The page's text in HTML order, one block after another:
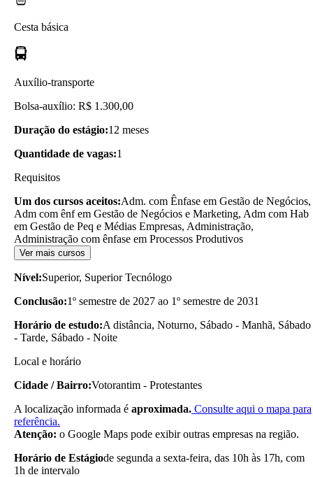
Cesta básica
Auxílio-transporte
Bolsa-auxílio: R$ 1.300,00
Duração do estágio:12 meses
Quantidade de vagas:1
Requisitos
Um dos cursos aceitos:Adm. com Ênfase em Gestão de Negócios,
Adm com ênf em Gestão de Negócios e Marketing, Adm com Hab
em Gestão de Peq e Médias Empresas, Administração,
Administração com ênfase em Processos Produtivos
Ver mais cursos
Nível:Superior, Superior Tecnólogo
Conclusão:1º semestre de 2027 ao 1º semestre de 2031
Horário de estudo:A distância, Noturno, Sábado - Manhã, Sábado
- Tarde, Sábado - Noite
Local e horário
Cidade / Bairro:Votorantim - Protestantes
A localização informada é aproximada. Consulte aqui o mapa para
referência.
Atenção: o Google Maps pode exibir outras empresas na região.
Horário de Estágiode segunda a sexta-feira, das 10h às 17h, com
1h de intervalo